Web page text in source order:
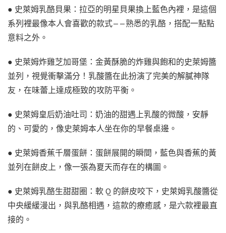
● 史萊姆乳酪貝果：拉亞的明星貝果換上藍色內裡，是這個
系列裡最像本人會喜歡的款式——熟悉的乳酪，搭配一點點
意料之外。
● 史萊姆炸雞芝加哥堡：金黃酥脆的炸雞與飽和的史萊姆醬
並列，視覺衝擊滿分！乳酸醬在此扮演了完美的解膩神隊
友，在味蕾上達成極致的攻防平衡。
● 史萊姆皇后奶油吐司：奶油的甜遇上乳酸的微酸，安靜
的、可愛的，像史萊姆本人坐在你的早餐桌邊。
● 史萊姆香蕉千層蛋餅：蛋餅展開的瞬間，藍色與香蕉的黃
並列在餅皮上，像一張為夏天而存在的構圖。
● 史萊姆乳酪生甜甜圈：軟 Q 的餅皮咬下，史萊姆乳酸醬從
中央緩緩漫出，與乳酪相遇，這款的療癒感，是六款裡最直
接的。